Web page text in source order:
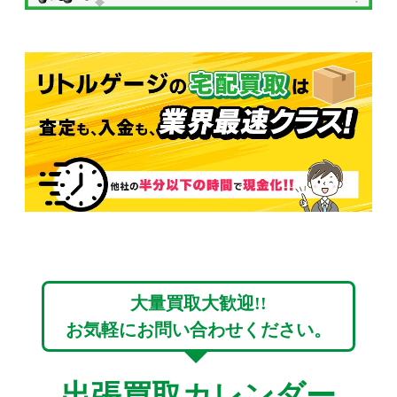
大量買取大歓迎!!
お気軽にお問い合わせください。